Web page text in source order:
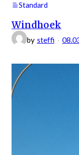
Standard
Windhoek
by steffi